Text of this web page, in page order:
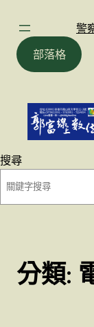
警
部落格
搜尋
分類: